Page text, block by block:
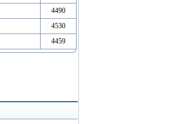
4490
4530
4459